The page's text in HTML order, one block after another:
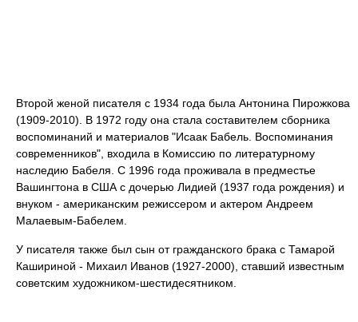
Второй женой писателя с 1934 года была Антонина Пирожкова
(1909-2010). В 1972 году она стала составителем сборника
воспоминаний и материалов "Исаак Бабель. Воспоминания
современников", входила в Комиссию по литературному
наследию Бабеля. С 1996 года проживала в предместье
Вашингтона в США с дочерью Лидией (1937 года рождения) и
внуком - американским режиссером и актером Андреем
Малаевым-Бабелем.
У писателя также был сын от гражданского брака с Тамарой
Кашириной - Михаил Иванов (1927-2000), ставший известным
советским художником-шестидесятником.